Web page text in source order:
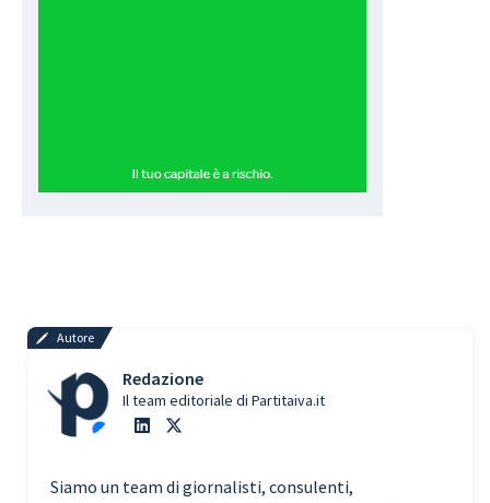
Autore
Redazione
Il team editoriale di Partitaiva.it
Siamo un team di giornalisti, consulenti,